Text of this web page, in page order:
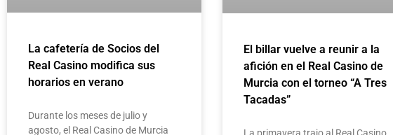
La cafetería de Socios del
Real Casino modifica sus
horarios en verano
Durante los meses de julio y
agosto, el Real Casino de Murcia
El billar vuelve a reunir a la
afición en el Real Casino de
Murcia con el torneo “A Tres
Tacadas”
La primavera trajo al Real Casino